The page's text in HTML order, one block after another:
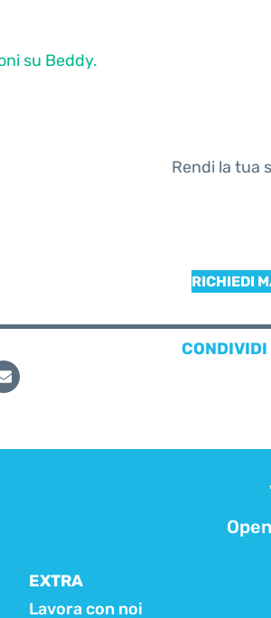
su Beddy.
Rendi la tua
RICHIEDI
CONDIVIDI
EXTRA
Lavora con noi